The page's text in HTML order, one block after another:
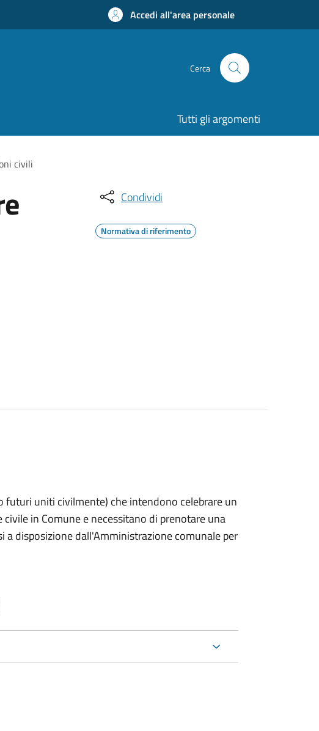
Accedi all'area personale
Cerca
Tutti gli argomenti
civili
Condividi
Normativa di riferimento
futuri uniti civilmente) che intendono celebrare un
in Comune e necessitano di prenotare una
a disposizione dall'Amministrazione comunale per